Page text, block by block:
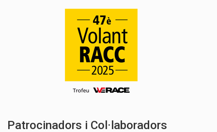
Patrocinadors i Col·laboradors